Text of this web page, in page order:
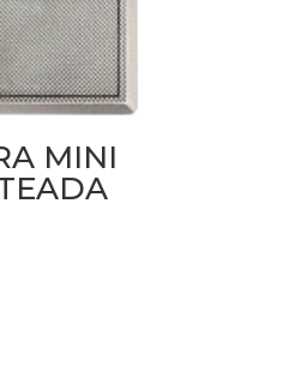
MINI